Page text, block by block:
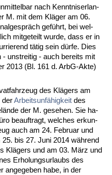
nach Kennt­nis­er­lan­
M. mit dem Kläger am 06.
geführt, bei wel­
mit­ge­teilt wur­de, dass er in
tätig sein dürfe. Dies
un­strei­tig - auch be­reits mit
2013 (Bl. 161 d. ArbG-Ak­te)
des Klägers am
derAr­beits­unfähig­keit des
der M. ge­se­hen. Sie ha­
be­auf­tragt, wel­ches er­kun­
auch am 24. Fe­bru­ar und
bis 27. Ju­ni 2014 während
Klägers und am 03. März und
Er­ho­lungs­ur­laubs des
an­ge­ge­ben ha­be, in der